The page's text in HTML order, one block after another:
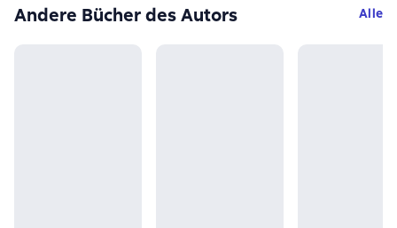
Andere Bücher des Autors Alle